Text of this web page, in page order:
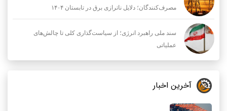
مصرف‌کنندگان؛ دلایل ناترازی برق در تابستان ۱۴۰۴
سند ملی راهبرد انرژی؛ از سیاست‌گذاری کلی تا چالش‌های
عملیاتی
آخرین اخبار